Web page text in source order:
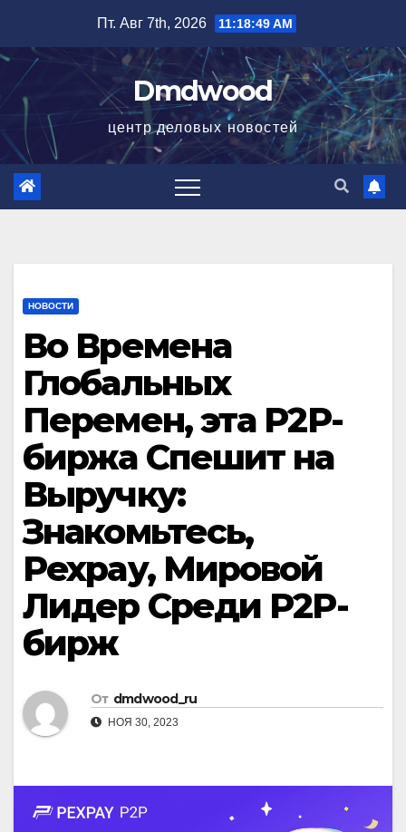
содержимому
Пт. Авг 7th, 2026 11:18:50 AM
Dmdwood
центр деловых новостей
НОВОСТИ
Во Времена
Глобальных
Перемен, эта P2P-
биржа Спешит на
Выручку:
Знакомьтесь,
Pexpay, Мировой
Лидер Среди P2P-
бирж
От dmdwood_ru
НОЯ 30, 2023